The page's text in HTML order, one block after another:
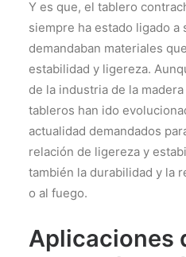
Y es que, el tablero
siempre ha estado ligado a
demandaban materiales
estabilidad y ligereza.
de la industria de la
tableros han ido
actualidad demandados
relación de ligereza y
también la durabilidad y la
o al fuego.
Aplicaciones